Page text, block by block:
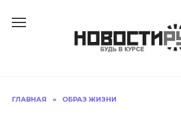
ГЛАВНАЯ » ОБРАЗ ЖИЗНИ